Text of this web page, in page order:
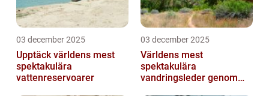
03 december 2025
Upptäck världens mest
spektakulära
vattenreservoarer
03 december 2025
Världens mest
spektakulära
vandringsleder genom